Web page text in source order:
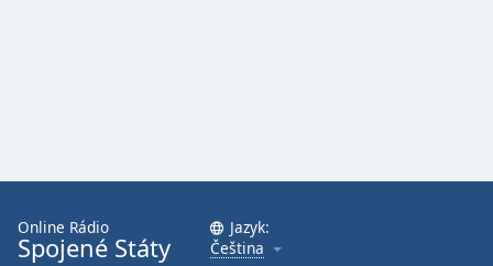
Online Rádio
Spojené Státy
Jazyk:
Čeština